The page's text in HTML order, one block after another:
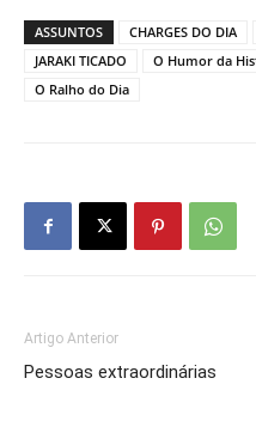
ASSUNTOS CHARGES DO DIA
JARAKI TICADO
O Humor da
O Ralho do Dia
Artigo Anterior
Pessoas extraordinárias